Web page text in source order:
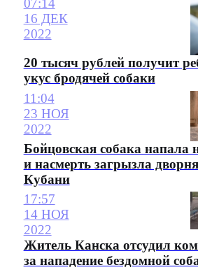
07:14
16 ДЕК
2022
20 тысяч рублей получит
укус бродячей собаки
11:04
23 НОЯ
2022
Бойцовская собака напала
и насмерть загрызла
Кубани
17:57
14 НОЯ
2022
Житель Канска отсудил
за нападение бездомной